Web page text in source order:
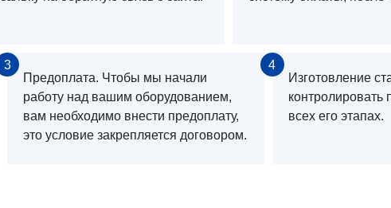
3
Предоплата. Чтобы мы начали
работу над вашим оборудованием,
вам необходимо внести предоплату,
это условие закрепляется договором.
4
Изготовление
контролировать
всех его этапах.